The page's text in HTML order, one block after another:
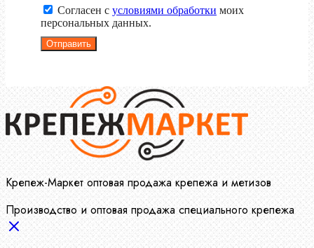
Согласен с условиями обработки моих
персональных данных.
Отправить
Крепеж-Маркет оптовая продажа крепежа и метизов
Производство и оптовая продажа специального крепежа